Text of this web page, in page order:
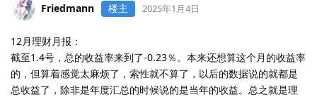
Friedmann 楼主 2025年1月4日
12月理财月报：
截至1.4号，总的收益率来到了-0.23％。本来还想算这个月的收益率
的，但算着感觉太麻烦了，索性就不算了，以后的数据说的就都是
总收益了，除非是年度汇总的时候说的是当年的收益。总之就是理